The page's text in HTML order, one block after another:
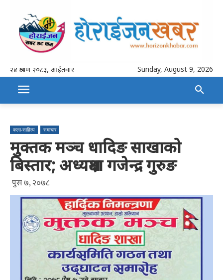
२४ श्रावण २०८३, आईतवार Sunday, August 9, 2026
कला-साहित्य समाचार
मुक्तक मञ्च धादिङ साखाको
बिस्तार; अध्यक्षमा गजेन्द्र गुरुङ
पुस ७, २०७८